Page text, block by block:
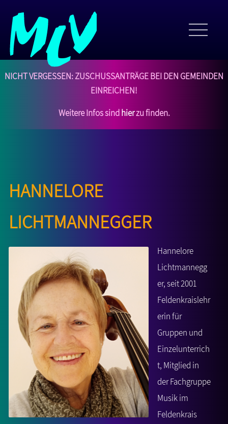
NICHT VERGESSEN: Zuschussanträge bei den Gemeinden
einreichen!
Weitere Infos sindhierzu finden.
Hannelore
Lichtmannegger
Hannelore
Lichtmannegg
er, seit 2001
Feldenkraislehr
erin für
Gruppen und
Einzelunterrich
t, Mitglied in
der Fachgruppe
Musik im
Feldenkrais